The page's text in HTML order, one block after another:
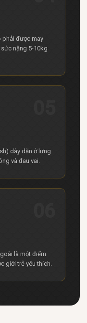
phải được may
nặng 5-10kg
dày dặn ở lưng
và đau vai.
là một điểm
giới trẻ yêu thích.